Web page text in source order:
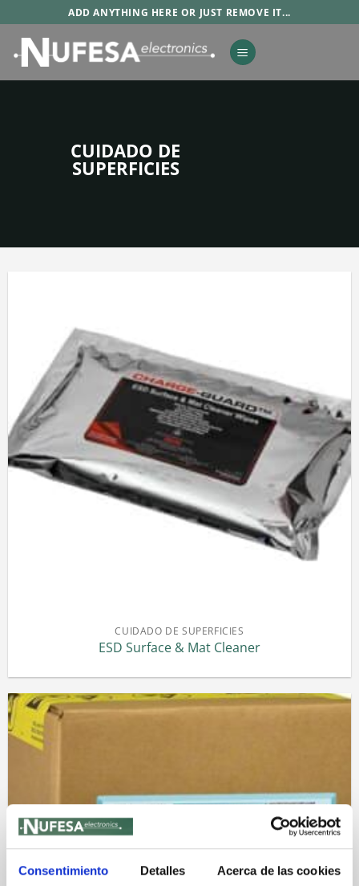
Consentimiento Detalles Acerca de las cookies
al
contenido
ADD ANYTHING HERE OR JUST REMOVE IT...
CUIDADO DE
SUPERFICIES
CUIDADO DE SUPERFICIES
ESD Surface & Mat Cleaner